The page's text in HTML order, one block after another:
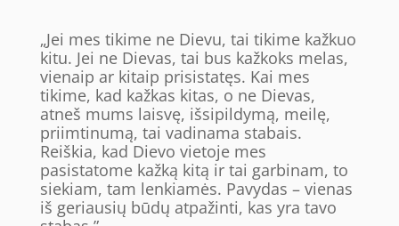
„Jei mes tikime ne Dievu, tai tikime kažkuo
kitu. Jei ne Dievas, tai bus kažkoks melas,
vienaip ar kitaip prisistatęs. Kai mes
tikime, kad kažkas kitas, o ne Dievas,
atneš mums laisvę, išsipildymą, meilę,
priimtinumą, tai vadinama stabais.
Reiškia, kad Dievo vietoje mes
pasistatome kažką kitą ir tai garbinam, to
siekiam, tam lenkiamės. Pavydas – vienas
iš geriausių būdų atpažinti, kas yra tavo